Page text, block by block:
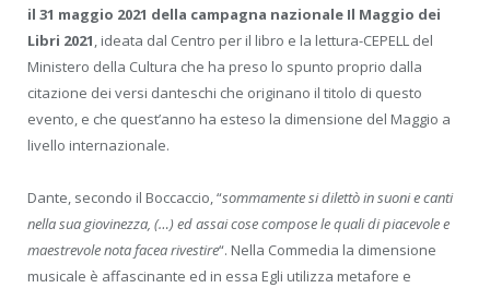
il 31 maggio 2021 della campagna nazionale Il Maggio dei
Libri 2021, ideata dal Centro per il libro e la lettura-CEPELL del
Ministero della Cultura che ha preso lo spunto proprio dalla
citazione dei versi danteschi che originano il titolo di questo
evento, e che quest’anno ha esteso la dimensione del Maggio a
livello internazionale.
Dante, secondo il Boccaccio, “sommamente si dilettò in suoni e canti
nella sua giovinezza, (…) ed assai cose compose le quali di piacevole e
maestrevole nota facea rivestire“. Nella Commedia la dimensione
musicale è affascinante ed in essa Egli utilizza metafore e